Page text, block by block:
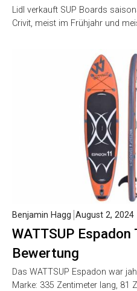
Lidl verkauft SUP Boards
Crivit, meist im Frühjahr und
WATTSUP
Bewertung
Benjamin Hagg August 2, 2024
Das WATTSUP Espadon war
Marke: 335 Zentimeter lang, 81